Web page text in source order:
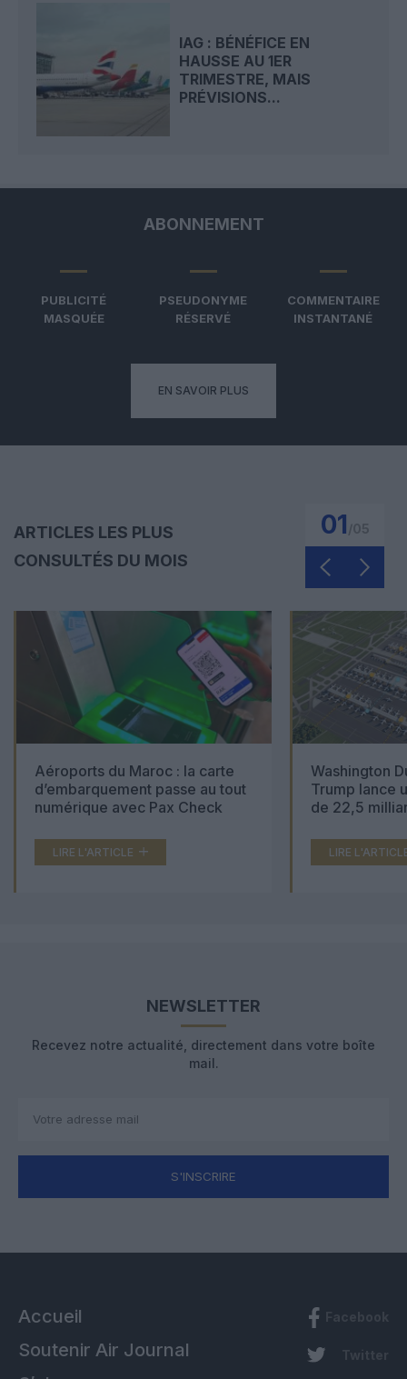
IAG : BÉNÉFICE EN
HAUSSE AU 1ER
TRIMESTRE, MAIS
PRÉVISIONS...
ABONNEMENT
PUBLICITÉ
MASQUÉE
PSEUDONYME
RÉSERVÉ
COMMENTAIRE
INSTANTANÉ
EN SAVOIR PLUS
ARTICLES LES PLUS
CONSULTÉS DU MOIS
01
Aéroports du Maroc : la carte
d’embarquement passe au tout
numérique avec Pax Check
LIRE L'ARTICLE
Washington
Trump lance
de 22,5
LIRE
NEWSLETTER
Recevez notre actualité, directement dans votre boîte
mail.
S'INSCRIRE
Accueil
Soutenir Air Journal